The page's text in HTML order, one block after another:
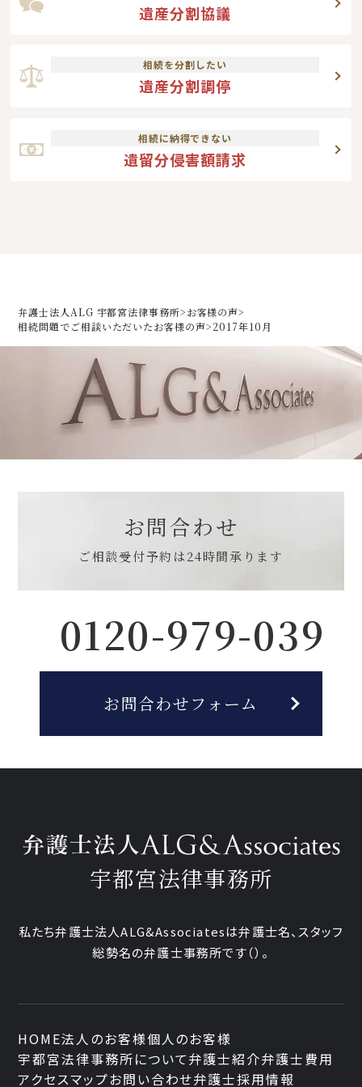
遺産分割協議
相続を分割したい
遺産分割調停
相続に納得できない
遺留分侵害額請求
弁護士法人ALG 宇都宮法律事務所>お客様の声>
相続問題でご相談いただいたお客様の声>2017年10月
お問合わせ
ご相談受付予約は24時間承ります
0120-979-039
お問合わせフォーム
宇都宮法律事務所
私たち弁護士法人ALG&Associatesは弁護士名、 スタッフ
総勢名の弁護士事務所です（）。
HOME法人のお客様個人のお客様
宇都宮法律事務所について弁護士紹介弁護士費用
アクセスマップお問い合わせ弁護士採用情報